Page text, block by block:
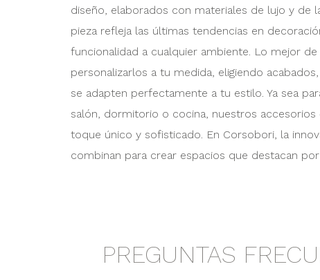
diseño, elaborados con materiales de lujo y de
pieza refleja las últimas tendencias en
funcionalidad a cualquier ambiente. Lo mejor
personalizarlos a tu medida, eligiendo
se adapten perfectamente a tu estilo. Ya sea
salón, dormitorio o cocina, nuestros accesorios
toque único y sofisticado. En Corsobori, la
combinan para crear espacios que destacan
PREGUNTAS